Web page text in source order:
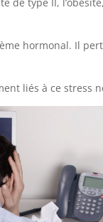
hormonal. Il
liés à ce stress